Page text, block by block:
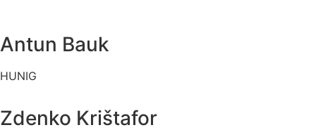
Antun Bauk
HUNIG
Zdenko Krištafor